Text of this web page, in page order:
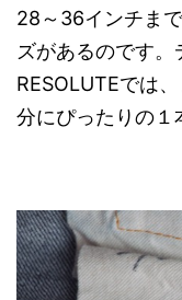
28～36インチま
ズがあるのです。
RESOLUTEでは
分にぴったりの１